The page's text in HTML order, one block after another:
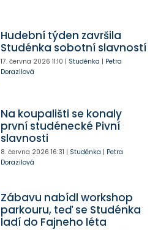
Hudební týden završila
Studénka sobotní slavností
17. června 2026 11:10 | Studénka | Petra
Dorazilová
Na koupališti se konaly
první studénecké Pivní
slavnosti
8. června 2026 16:31 | Studénka | Petra
Dorazilová
Zábavu nabídl workshop
parkouru, teď se Studénka
ladí do Fajneho léta